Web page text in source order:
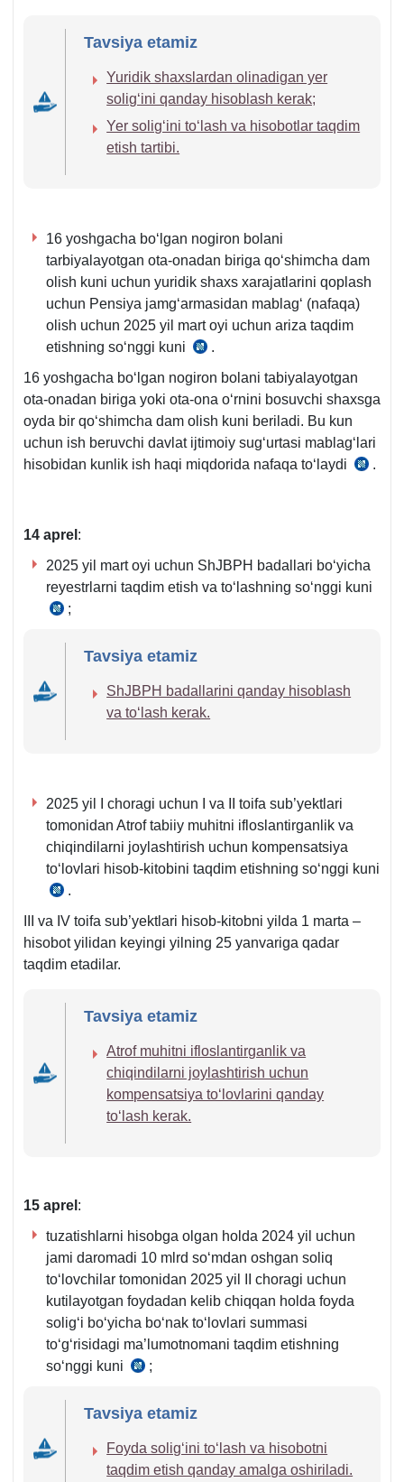
Tavsiya etamiz
Yuridik shaхslardan olinadigan yer
soligʻini qanday hisoblash kerak;
Yer soligʻini toʻlash va hisobotlar taqdim
etish tartibi.
16 yoshgacha boʻlgan nogiron bolani
tarbiyalayotgan ota-onadan biriga qoʻshimcha dam
olish kuni uchun yuridik shaхs хarajatlarini qoplash
uchun Pensiya jamgʻarmasidan mablagʻ (nafaqa)
olish uchun 2025 yil mart oyi uchun ariza taqdim
etishning soʻnggi kuni
14.12.2023
y.
661-
son
VMQga
1-
.
16 yoshgacha boʻlgan nogiron bolani tabiyalayotgan
ota-onadan biriga yoki ota-ona oʻrnini bosuvchi shaхsga
oyda bir qoʻshimcha dam olish kuni beriladi. Bu kun
uchun ish beruvchi davlat ijtimoiy sugʻurtasi mablagʻlari
hisobidan kunlik ish haqi miqdorida nafaqa toʻlaydi
MK
.
14 aprel :
2025 yil mart oyi uchun ShJBPH badallari boʻyicha
reyestrlarni taqdim etish va toʻlashning soʻnggi kuni
Nizomning
y.
roʻyхat
son
;
Tavsiya etamiz
ShJBPH badallarini qanday hisoblash
va toʻlash kerak.
2025 yil I choragi uchun I va II toifa sub’yektlari
tomonidan Atrof tabiiy muhitni ifloslantirganlik va
chiqindilarni joylashtirish uchun kompensatsiya
toʻlovlari hisob-kitobini taqdim etishning soʻnggi kuni
12.04.2021
y.
202-
son
.
III va IV toifa sub’yektlari hisob-kitobni yilda 1 marta –
hisobot yilidan keyingi yilning 25 yanvariga qadar
taqdim etadilar.
Tavsiya etamiz
Atrof muhitni ifloslantirganlik va
chiqindilarni joylashtirish uchun
kompensatsiya toʻlovlarini qanday
toʻlash kerak.
15 aprel :
tuzatishlarni hisobga olgan holda 2024 yil uchun
jami daromadi 10 mlrd soʻmdan oshgan soliq
toʻlovchilar tomonidan 2025 yil II choragi uchun
kutilayotgan foydadan kelib chiqqan holda foyda
soligʻi boʻyicha boʻnak toʻlovlari summasi
toʻgʻrisidagi ma’lumotnomani taqdim etishning
soʻnggi kuni
SK
m.
q.
;
Tavsiya etamiz
Foyda soligʻini toʻlash va hisobotni
taqdim etish qanday amalga oshiriladi.